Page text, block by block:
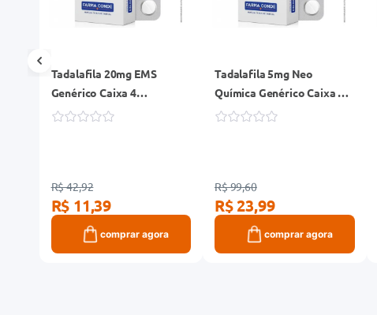
Tadalafila 20mg EMS
Genérico Caixa 4
Comprimidos Revestidos
R$ 42,92
R$ 11,39
comprar agora
Tadalafila 5mg Neo
Química Genérico Caixa 28
Comprimidos Revestidos
R$ 99,60
R$ 23,99
comprar agora